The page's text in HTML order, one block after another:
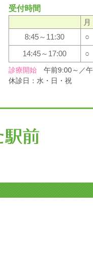
受付時間
月
8:45～11:30
○
14:45～17:00
○
診療開始 午前9:00～／
休診日：水・日・祝